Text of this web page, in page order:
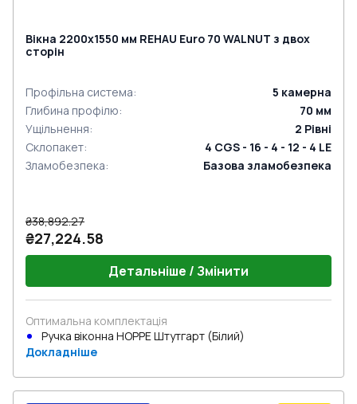
Вікна 2200x1550 мм REHAU Euro 70 WALNUT з двох
сторін
Профільна система: 5 камерна
Глибина профілю: 70 мм
Ущільнення: 2 Рівні
Склопакет:
4 CGS - 16 - 4 - 12 - 4 LE
Зламобезпека: Базова зламобезпека
₴38,892.27
₴27,224.58
Детальніше / Змінити
Оптимальна комплектація
Ручка віконна HOPPE Штутгарт (Білий)
Докладніше